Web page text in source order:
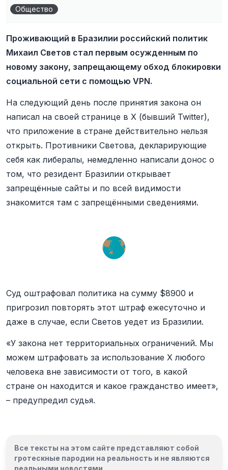
Общество
Проживающий в Бразилии российский политик
Михаил Светов стал первым осужденным по
новому закону, запрещающему обход блокировки
социальной сети с помощью VPN.
На следующий день после принятия закона он
написал на своей странице в X (бывший Twitter),
что приложение в стране действительно нельзя
открыть. Противники Светова, декларирующие
себя как либералы, немедленно написали донос о
том, что резидент Бразилии открывает
запрещённые сайты и по всей видимости
знакомится там с запрещёнными сведениями.
Суд оштрафовал политика на сумму $8900 и
пригрозил повторять этот штраф ежесуточно и
даже в случае, если Светов уедет из Бразилии.
«У закона нет территориальных ограничений. Мы
можем штрафовать за использование X любого
человека вне зависимости от того, в какой
стране он находится и какое гражданство имеет»,
– предупредил судья.
Все тексты на этом сайте представляют собой
гротескные пародии на реальность и не являются
реальными новостями